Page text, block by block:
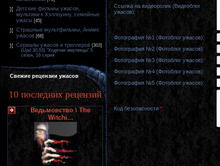
Детские фильмы ужасов,
мультики к Хэллоуину, семейные
ужасы [45]
Страшные мультфильмы, Аниме
ужасов [68]
Сериалы ужасов и триллеров [303]
(Upd 30.03) "Ходячие мертвецы" 5
сезон, 16 серия
Свежие рецензии ужасов
10 последних рецензий
Ведьмовство \ The
Witchi...
Ссылка на видеоролик (Видеоблог
ужасов):
Фотография №1 (Фотоблог ужасов):
Фотография №2 (Фотоблог ужасов):
Фотография №3 (Фотоблог ужасов):
Фотография №4 (Фотоблог ужасов):
Фотография №5 (Фотоблог ужасов):
Код безопасности *: